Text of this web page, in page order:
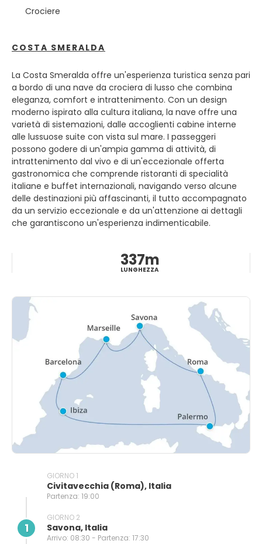
Crociere
COSTA SMERALDA
La Costa Smeralda offre un'esperienza turistica senza pari
a bordo di una nave da crociera di lusso che combina
eleganza, comfort e intrattenimento. Con un design
moderno ispirato alla cultura italiana, la nave offre una
varietà di sistemazioni, dalle accoglienti cabine interne
alle lussuose suite con vista sul mare. I passeggeri
possono godere di un'ampia gamma di attività, di
intrattenimento dal vivo e di un'eccezionale offerta
gastronomica che comprende ristoranti di specialità
italiane e buffet internazionali, navigando verso alcune
delle destinazioni più affascinanti, il tutto accompagnato
da un servizio eccezionale e da un'attenzione ai dettagli
che garantiscono un'esperienza indimenticabile.
337m
LUNGHEZZA
GIORNO 1
Civitavecchia (Roma), Italia
Partenza: 19:00
1
GIORNO 2
Savona, Italia
Arrivo: 08:30 - Partenza: 17:30
PRINCIPALI ATTRAZIONI TURISTICHE
• La Cappella Sistina.
• La Torre Leon Pancaldo
• Il Palazzo Della Rovere